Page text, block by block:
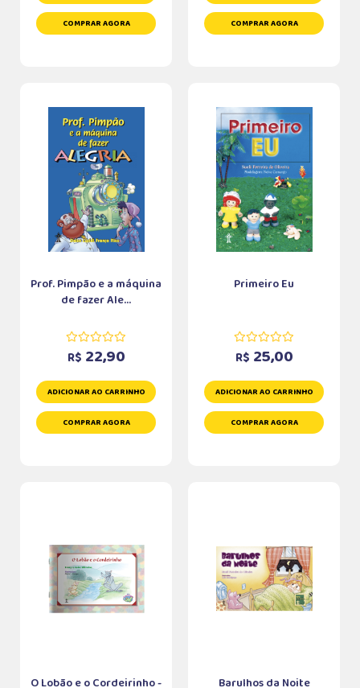
COMPRAR AGORA COMPRAR AGORA
Prof. Pimpão e a máquina
de fazer Ale...
R$ 22,90
ADICIONAR AO CARRINHO
COMPRAR AGORA
Primeiro Eu
R$ 25,00
ADICIONAR AO CARRINHO
COMPRAR AGORA
O Lobão e o Cordeirinho - Barulhos da Noite